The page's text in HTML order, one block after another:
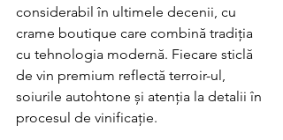
considerabil în ultimele decenii, cu
crame boutique care combină tradiția
cu tehnologia modernă. Fiecare sticlă
de vin premium reflectă terroir-ul,
soiurile autohtone și atenția la detalii în
procesul de vinificație.